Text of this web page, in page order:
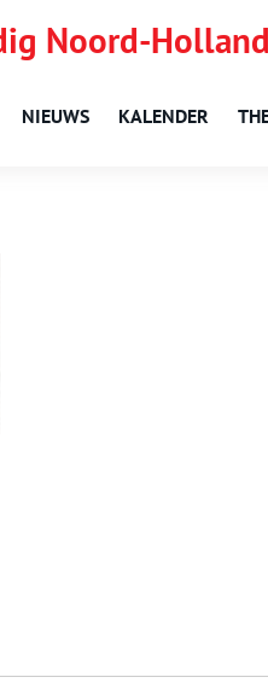
Noord-Holland
NIEUWS KALENDER